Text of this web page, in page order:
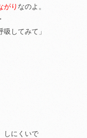
がり なのよ。
してみて」
しにくいで